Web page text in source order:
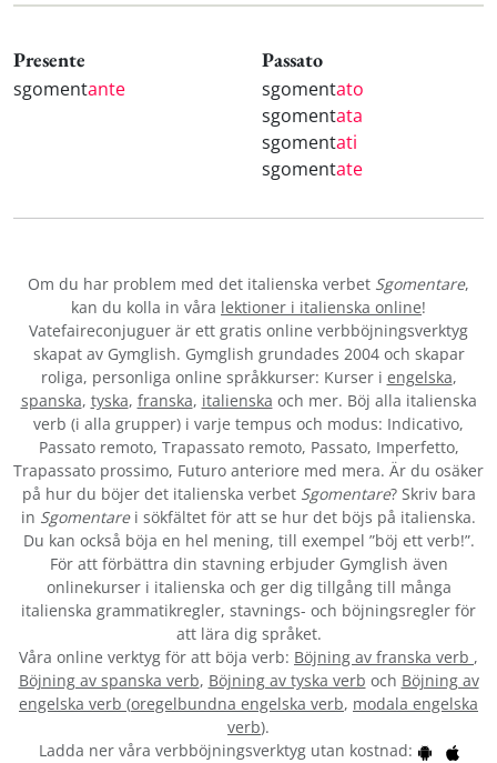
Presente
sgomentante
Passato
sgomentato
sgomentata
sgomentati
sgomentate
Om du har problem med det italienska verbet Sgomentare,
kan du kolla in våra lektioner i italienska online!
Vatefaireconjuguer är ett gratis online verbböjningsverktyg
skapat av Gymglish. Gymglish grundades 2004 och skapar
roliga, personliga online språkkurser: Kurser i engelska,
spanska, tyska, franska, italienska och mer. Böj alla italienska
verb (i alla grupper) i varje tempus och modus: Indicativo,
Passato remoto, Trapassato remoto, Passato, Imperfetto,
Trapassato prossimo, Futuro anteriore med mera. Är du osäker
på hur du böjer det italienska verbet Sgomentare? Skriv bara
in Sgomentarei sökfältet för att se hur det böjs på italienska.
Du kan också böja en hel mening, till exempel ”böj ett verb!”.
För att förbättra din stavning erbjuder Gymglish även
onlinekurser i italienska och ger dig tillgång till många
italienska grammatikregler, stavnings- och böjningsregler för
att lära dig språket.
Våra online verktyg för att böja verb: Böjning av franska verb ,
Böjning av spanska verb, Böjning av tyska verb och Böjning av
engelska verb (oregelbundna engelska verb, modala engelska
verb).
Ladda ner våra verbböjningsverktyg utan kostnad: